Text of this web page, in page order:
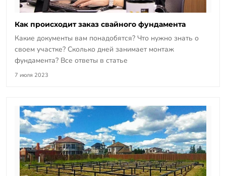
Как происходит заказ свайного фундамента
Какие документы вам понадобятся? Что нужно знать о
своем участке? Сколько дней занимает монтаж
фундамента? Все ответы в статье
7 июля 2023